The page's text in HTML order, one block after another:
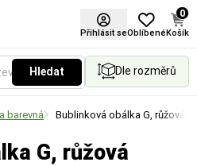
Přihlásit seOblíbené
0
Košík
Hledat Dle rozměrů
barevná Bublinková obálka G, růžová
G, růžová